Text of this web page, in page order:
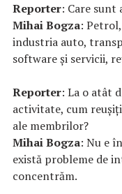
Reporter: Care sunt
Mihai Bogza:
industria auto,
software și servicii,
Reporter: La o atât
activitate, cum
ale membrilor?
Mihai Bogza: Nu e
există probleme de
concentrăm.